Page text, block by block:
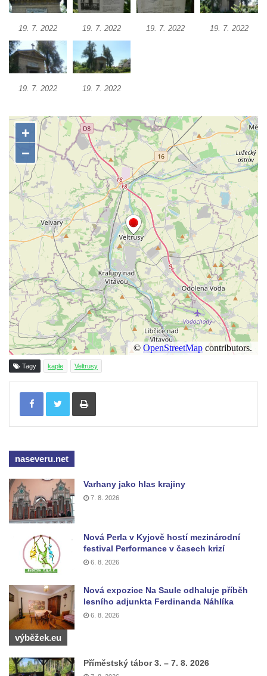
Svitavě
Výklenková kaple Piety ve Svojkově
Kostel Nejsvětější Trojice ve Velenicích
Kostel svatého Vavřince v Okounově
Kostel svaté Máří Magdaleny u hradu
Krasíkov
Kaple Olivetské hory pod věží kostela
svatého Michaela Archanděla v Bochově
Mildeova kaple pod Ortelem
Kostel Zvěstování Panny Marie v Duchcově
Výklenková kaple v Teplické ulici u stadionu
v Duchcově
Evangelický kostel v Duchcově
Kostel svatých Petra a Pavla v Jeníkově
Kaple svaté Anny v Jeníkově
Kaple Panny Marie v Lahošti
Kaple svatého Jana Nepomuckého v
Lahošti
Kaple Matky Boží v Mikulášovicích
Mikulášovicích
Balzerova kaple v Mikulášovicích
Kostel svatého Václava ve Šluknově
Kostel svatého Mikuláše v Třebušíně
Klášterní kostel svatého Františka z Assisi v
Zákupech
Kaple svatého Josefa u Zákup
Kostel svatých Fabiána a Šebestiána v
Zákupech
Kostel svatého Havla v Kuřívodech
Kaple Krista v žaláři u kostela Nalezení
svatého Kříže ve Frýdlantu
Kostel Nalezení svatého Kříže ve Frýdlantu
19. 7. 2022 19. 7. 2022 19. 7. 2022 19. 7. 2022
19. 7. 2022 19. 7. 2022
Tagy kaple Veltrusy
Tisknout
naseveru.net
Varhany jako hlas krajiny
7. 8. 2026
Nová Perla v Kyjově hostí mezinárodní
festival Performance v časech krizí
6. 8. 2026
Nová expozice Na Saule odhaluje příběh
lesního adjunkta Ferdinanda Náhlíka
6. 8. 2026
výběžek.eu
Příměstský tábor 3. – 7. 8. 2026